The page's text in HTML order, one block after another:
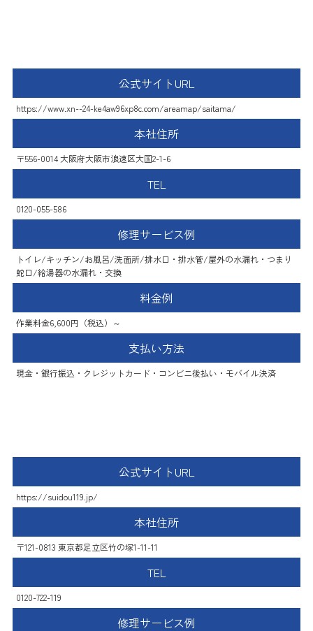
公式サイトURL
https://www.xn--24-ke4aw96xp8c.com/areamap/saitama/
本社住所
〒556-0014 大阪府大阪市浪速区大国2-1-6
TEL
0120-055-586
修理サービス例
トイレ/キッチン/お風呂/洗面所/排水口・排水管/屋外の水漏れ・つまり
蛇口/給湯器の水漏れ・交換
料金例
作業料金6,600円（税込）～
支払い方法
現金・銀行振込・クレジットカード・コンビニ後払い・モバイル決済
公式サイトURL
https://suidou119.jp/
本社住所
〒121-0813 東京都足立区竹の塚1-11-11
TEL
0120-722-119
修理サービス例